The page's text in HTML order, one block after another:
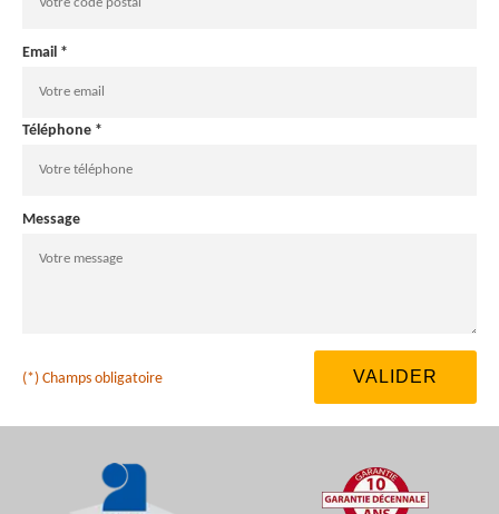
Email *
Téléphone *
Message
(*) Champs obligatoire